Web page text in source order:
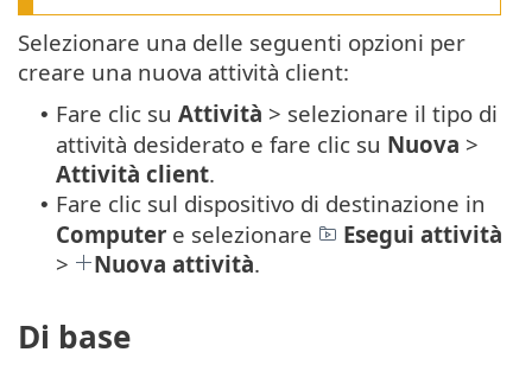
Selezionare una delle seguenti opzioni per
creare una nuova attività client:
• Fare clic su Attività > selezionare il tipo di
attività desiderato e fare clic su Nuova >
Attività client.
• Fare clic sul dispositivo di destinazione in
Computer e selezionare
Esegui attività
>
Nuova attività.
Di base